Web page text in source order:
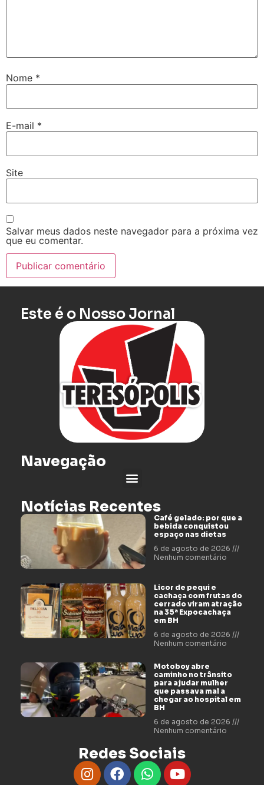
Nome *
E-mail *
Site
Salvar meus dados neste navegador para a próxima vez
que eu comentar.
Este é o Nosso Jornal
Navegação
Notícias Recentes
Café gelado: por que a
bebida conquistou
espaço nas dietas
6 de agosto de 2026
Nenhum comentário
Licor de pequi e
cachaça com frutas do
cerrado viram atração
na 35ª Expocachaça
em BH
6 de agosto de 2026
Nenhum comentário
Motoboy abre
caminho no trânsito
para ajudar mulher
que passava mal a
chegar ao hospital em
BH
6 de agosto de 2026
Nenhum comentário
Redes Sociais